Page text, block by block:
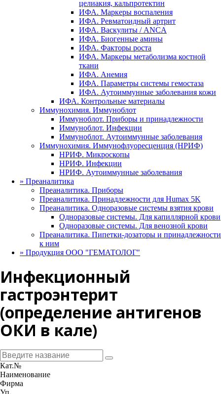
целиакия, кальпротектин
ИФА. Маркеры воспаления
ИФА. Ревматоидный артрит
ИФА. Васкулиты / ANCA
ИФА. Биогенные амины
ИФА. Факторы роста
ИФА. Маркеры метаболизма костной
ткани
ИФА. Анемия
ИФА. Параметры системы гемостаза
ИФА. Аутоиммунные заболевания кожи
ИФА. Контрольные материалы
Иммунохимия. Иммуноблот
Иммуноблот. Приборы и принадлежности
Иммуноблот. Инфекции
Иммуноблот. Аутоиммунные заболевания
Иммунохимия. Иммунофлуоресценция (НРИФ)
НРИФ. Микроскопы
НРИФ. Инфекции
НРИФ. Аутоиммунные заболевания
» Преаналитика
Преаналитика. Приборы
Преаналитика. Принадлежности для Humax 5K
Преаналитика. Одноразовые системы взятия крови
Одноразовые системы. Для капиллярной крови
Одноразовые системы. Для венозной крови
Преаналитика. Пипетки-дозаторы и принадлежности
к ним
» Продукция ООО "ГЕМАТОЛОГ"
Инфекционный
гастроэнтерит
(определение антигенов
ОКИ в кале)
Кат.№
Наименование
Фирма